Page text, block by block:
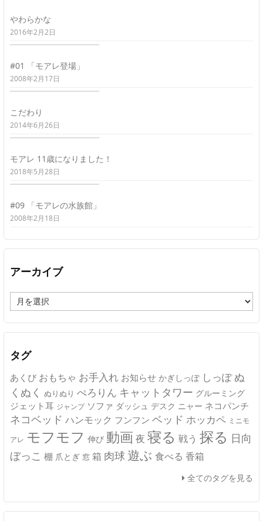
やわらかな
2016年2月2日
#01 「モアレ登場」
2008年2月17日
こだわり
2014年6月26日
モアレ 11歳になりました！
2018年5月28日
#09 「モアレの水族館」
2008年2月18日
アーカイブ
ー
カ
イ
タグ
あくび おもちゃ お手入れ お知らせ かぎしっぽ しっぽ ぬ
くぬく ぬりぬり ぺろりん キャットタワー グルーミング
ジェット耳 ジャンプ ソファ ダッシュ デスク ニャー ネコパンチ
ネコベッド ハンモック フンフン ベッド ホッカペ ミニモ
アレ モフモフ 伸び 動画 夜 寝る 戦う 探る 日向
ぼっこ 棚 爪とぎ 窓 箱 肉球 遊ぶ 食べる 香箱
全てのタグを見る